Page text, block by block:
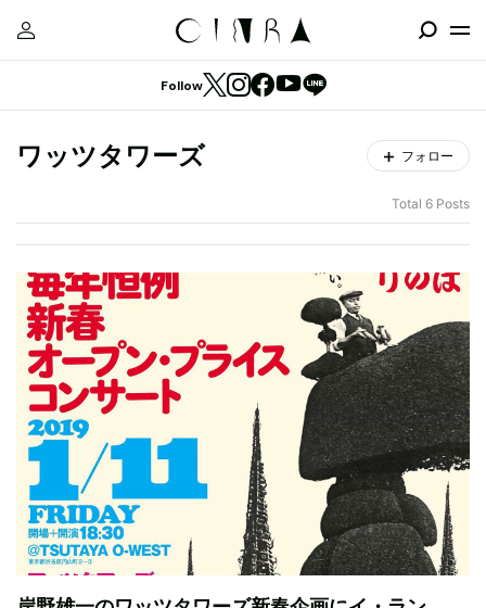
Follow
ワッツタワーズ フォロー
Total 6 Posts